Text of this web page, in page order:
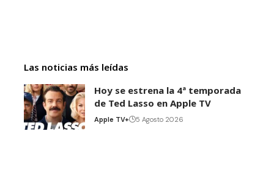
Las noticias más leídas
Hoy se estrena la 4ª temporada
de Ted Lasso en Apple TV
Apple TV+ 5 Agosto 2026